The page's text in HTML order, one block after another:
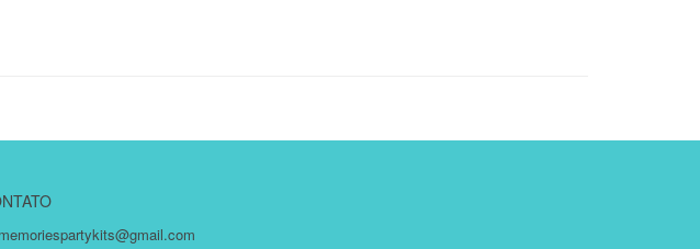
memoriespartykits@gmail.com